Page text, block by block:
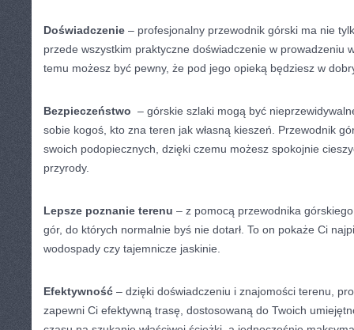
Doświadczenie – profesjonalny przewodnik górski⁣ ma nie
przede wszystkim praktyczne doświadczenie w prowadzeniu
temu możesz być⁢ pewny,‌ że pod jego ⁤opieką będziesz w
Bezpieczeństwo
– górskie szlaki ⁢mogą ‍być
sobie kogoś, kto zna ‌teren jak ⁣własną kieszeń. Przewodnik
swoich⁢ podopiecznych, dzięki czemu ‌możesz spokojnie
przyrody.
Lepsze poznanie terenu – z pomocą ‌przewodnika
gór, do których normalnie byś nie dotarł. ⁣To on pokaże Ci
wodospady czy tajemnicze ⁤jaskinie.
Efektywność – dzięki doświadczeniu i znajomości terenu,⁤
zapewni⁤ Ci⁢ efektywną trasę, dostosowaną do Twoich